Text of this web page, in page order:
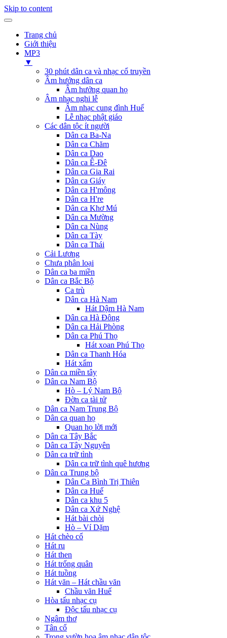
Skip to content
Trang chủ
Giới thiệu
MP3
▼
30 phút dân ca và nhạc cổ truyền
Âm hưởng dân ca
Âm hưởng quan họ
Âm nhạc nghi lễ
Âm nhạc cung đình Huế
Lễ nhạc phật giáo
Các dân tộc ít người
Dân ca Ba-Na
Dân ca Chăm
Dân ca Dao
Dân ca Ê-Đê
Dân ca Gia Rai
Dân ca Giáy
Dân ca H'mông
Dân ca H're
Dân ca Khơ Mú
Dân ca Mường
Dân ca Nùng
Dân ca Tày
Dân ca Thái
Cải Lương
Chưa phân loại
Dân ca ba miền
Dân ca Bắc Bộ
Ca trù
Dân ca Hà Nam
Hát Dậm Hà Nam
Dân ca Hà Đông
Dân ca Hải Phòng
Dân ca Phú Thọ
Hát xoan Phú Thọ
Dân ca Thanh Hóa
Hát xẩm
Dân ca miền tây
Dân ca Nam Bộ
Hò – Lý Nam Bộ
Đờn ca tài tử
Dân ca Nam Trung Bộ
Dân ca quan họ
Quan họ lời mới
Dân ca Tây Bắc
Dân ca Tây Nguyên
Dân ca trữ tình
Dân ca trữ tình quê hương
Dân ca Trung bộ
Dân Ca Bình Trị Thiên
Dân ca Huế
Dân ca khu 5
Dân ca Xứ Nghệ
Hát bài chòi
Hò – Ví Dặm
Hát chèo cổ
Hát ru
Hát then
Hát trống quân
Hát tuồng
Hát văn – Hát chầu văn
Chầu văn Huế
Hòa tấu nhạc cụ
Độc tấu nhạc cụ
Ngâm thơ
Tân cổ